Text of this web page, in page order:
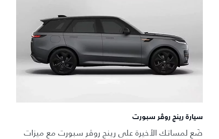
سيارة رينج روڤر سبورت
ضَع لمساتك الأخيرة على رينج روڤر سبورت مع ميزات